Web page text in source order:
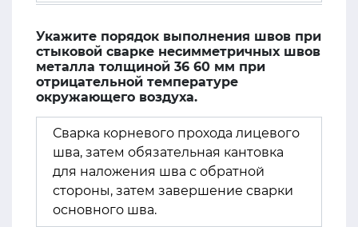
Укажите порядок выполнения швов при
стыковой сварке несимметричных швов
металла толщиной 36 60 мм при
отрицательной температуре
окружающего воздуха.
Сварка корневого прохода лицевого
шва, затем обязательная кантовка
для наложения шва с обратной
стороны, затем завершение сварки
основного шва.